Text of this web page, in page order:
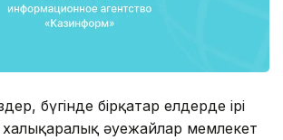
бүгінде бірқатар елдерде ірі
әуежайлар мемлекет